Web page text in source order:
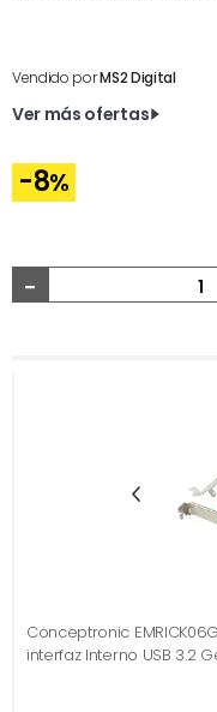
Vendido porMS2 Digital
Ver más ofertas
-8%
-
Conceptronic
interfaz Interno USB 3.2